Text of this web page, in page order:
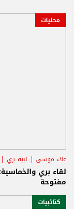
محليات
علاء موسى نبيه بري
لقاء بري
مفتوحة
كتائبيات